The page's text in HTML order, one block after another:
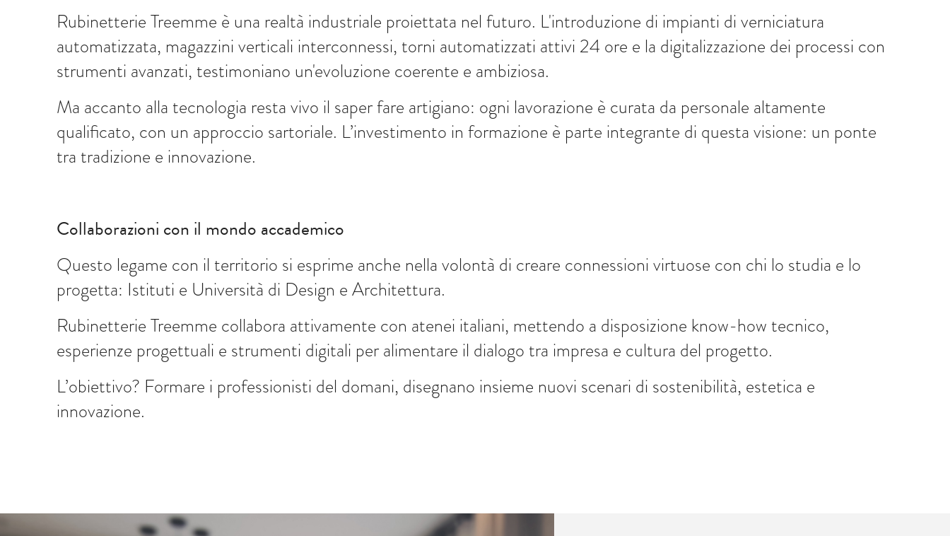
Rubinetterie Treemme è una realtà industriale proiettata nel futuro. L'introduzione di impianti di verniciatura
automatizzata, magazzini verticali interconnessi, torni automatizzati attivi 24 ore e la digitalizzazione dei processi con
strumenti avanzati, testimoniano un'evoluzione coerente e ambiziosa.
Ma accanto alla tecnologia resta vivo il saper fare artigiano: ogni lavorazione è curata da personale altamente
qualificato, con un approccio sartoriale. L’investimento in formazione è parte integrante di questa visione: un ponte
tra tradizione e innovazione.
Collaborazioni con il mondo accademico
Questo legame con il territorio si esprime anche nella volontà di creare connessioni virtuose con chi lo studia e lo
progetta: Istituti e Università di Design e Architettura.
Rubinetterie Treemme collabora attivamente con atenei italiani, mettendo a disposizione know-how tecnico,
esperienze progettuali e strumenti digitali per alimentare il dialogo tra impresa e cultura del progetto.
L’obiettivo? Formare i professionisti del domani, disegnano insieme nuovi scenari di sostenibilità, estetica e
innovazione.